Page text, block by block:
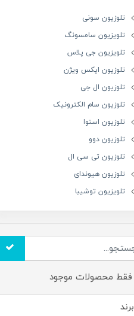
تلوزیون سونی
تلویزیون سامسونگ
تلویزیون جی پلاس
تلوزیون ایکس ویژن
تلوزیون ال جی
تلوزیون سام الکترونیک
تلوزیون اسنوا
تلوزیون دوو
تلوزیون تی سی ال
تلوزیون هیوندای
تلویزیون توشیبا
فقط محصولات موجود
برند